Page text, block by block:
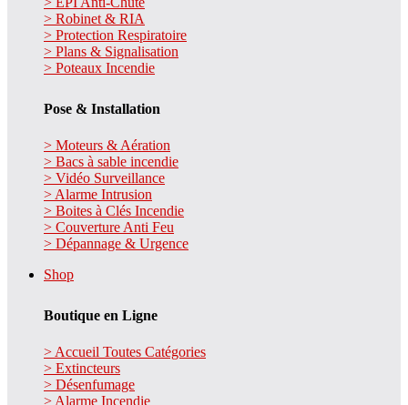
> Robinet & RIA
> Protection Respiratoire
> Plans & Signalisation
> Poteaux Incendie
Pose & Installation
> Moteurs & Aération
> Bacs à sable incendie
> Vidéo Surveillance
> Alarme Intrusion
> Boites à Clés Incendie
> Couverture Anti Feu
> Dépannage & Urgence
Shop
Boutique en Ligne
> Accueil Toutes Catégories
> Extincteurs
> Désenfumage
> Alarme Incendie